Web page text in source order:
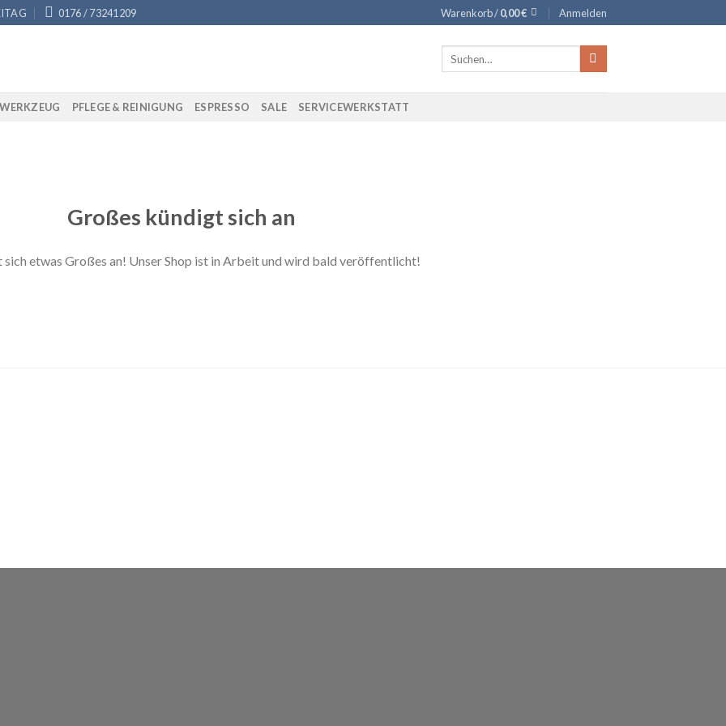
0176 / 73241209 Warenkorb /0,00€ Anmelden
PFLEGE & REINIGUNG ESPRESSO SALE SERVICEWERKSTATT
Großes kündigt sich an
sich etwas Großes an! Unser Shop ist in Arbeit und wird bald veröffentlicht!